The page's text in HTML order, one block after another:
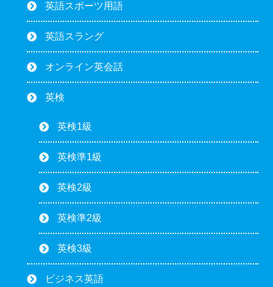
英語スポーツ用語
英語スラング
オンライン英会話
英検
英検1級
英検準1級
英検2級
英検準2級
英検3級
ビジネス英語